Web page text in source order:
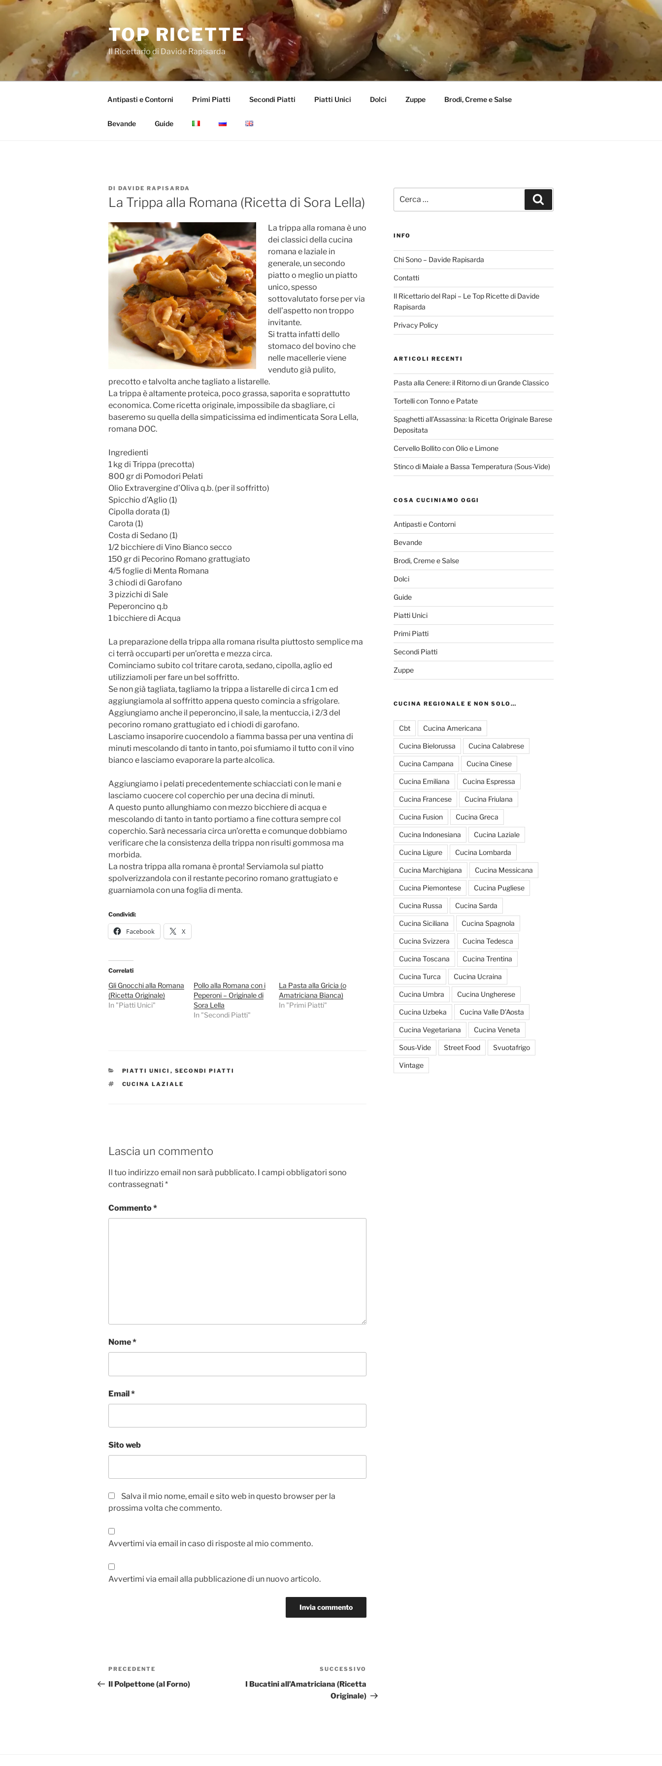
Salta
TOP RICETTE
Il Ricettario di Davide Rapisarda
Antipasti e Contorni Primi Piatti Secondi Piatti Piatti Unici Dolci Zuppe Brodi, Creme e Salse
Bevande Guide
PUBBLICATO
IL
DI DAVIDE RAPISARDA
La Trippa alla Romana (Ricetta di Sora Lella)
La trippa alla romana è uno
dei classici della cucina
romana e laziale in
generale, un secondo
piatto o meglio un piatto
unico, spesso
sottovalutato forse per via
dell’aspetto non troppo
invitante.
Si tratta infatti dello
stomaco del bovino che
nelle macellerie viene
venduto già pulito,
precotto e talvolta anche tagliato a listarelle.
La trippa è altamente proteica, poco grassa, saporita e soprattutto
economica. Come ricetta originale, impossibile da sbagliare, ci
baseremo su quella della simpaticissima ed indimenticata Sora Lella,
romana DOC.
Ingredienti
1 kg di Trippa (precotta)
800 gr di Pomodori Pelati
Olio Extravergine d’Oliva q.b. (per il soffritto)
Spicchio d’Aglio (1)
Cipolla dorata (1)
Carota (1)
Costa di Sedano (1)
1/2 bicchiere di Vino Bianco secco
150 gr di Pecorino Romano grattugiato
4/5 foglie di Menta Romana
3 chiodi di Garofano
3 pizzichi di Sale
Peperoncino q.b
1 bicchiere di Acqua
La preparazione della trippa alla romana risulta piuttosto semplice ma
ci terrà occuparti per un’oretta e mezza circa.
Cominciamo subito col tritare carota, sedano, cipolla, aglio ed
utilizziamoli per fare un bel soffritto.
Se non già tagliata, tagliamo la trippa a listarelle di circa 1 cm ed
aggiungiamola al soffritto appena questo comincia a sfrigolare.
Aggiungiamo anche il peperoncino, il sale, la mentuccia, i 2/3 del
pecorino romano grattugiato ed i chiodi di garofano.
Lasciamo insaporire cuocendolo a fiamma bassa per una ventina di
minuti mescolando di tanto in tanto, poi sfumiamo il tutto con il vino
bianco e lasciamo evaporare la parte alcolica.
Aggiungiamo i pelati precedentemente schiacciati con le mani e
lasciamo cuocere col coperchio per una decina di minuti.
A questo punto allunghiamo con mezzo bicchiere di acqua e
mescolando di tanto in tanto portiamo a fine cottura sempre col
coperchio. Sarà necessaria circa un’oretta e comunque dobbiamo
verificare che la consistenza della trippa non risulti gommosa ma
morbida.
La nostra trippa alla romana è pronta! Serviamola sul piatto
spolverizzandola con il restante pecorino romano grattugiato e
guarniamola con una foglia di menta.
Condividi:
Facebook X
Correlati
Gli Gnocchi alla Romana
(Ricetta Originale)
In "Piatti Unici"
Pollo alla Romana con i
Peperoni – Originale di
Sora Lella
In "Secondi Piatti"
La Pasta alla Gricia (o
Amatriciana Bianca)
In "Primi Piatti"
CATEGORIE
PIATTI UNICI , SECONDI PIATTI
TAG
CUCINA LAZIALE
Lascia un commento
Il tuo indirizzo email non sarà pubblicato. I campi obbligatori sono
contrassegnati *
Commento*
Nome*
Email*
Sito web
Salva il mio nome, email e sito web in questo browser per la
prossima volta che commento.
Avvertimi via email in caso di risposte al mio commento.
Avvertimi via email alla pubblicazione di un nuovo articolo.
Navigazione
articoli
Articolo
precedente:
PRECEDENTE
Il Polpettone (al Forno)
SUCCESSIVO
I Bucatini all’Amatriciana (Ricetta
Originale)
INFO
Chi Sono – Davide Rapisarda
Contatti
Il Ricettario del Rapi – Le Top Ricette di Davide
Rapisarda
Privacy Policy
ARTICOLI RECENTI
Pasta alla Cenere: il Ritorno di un Grande Classico
Tortelli con Tonno e Patate
Spaghetti all’Assassina: la Ricetta Originale Barese
Depositata
Cervello Bollito con Olio e Limone
Stinco di Maiale a Bassa Temperatura (Sous-Vide)
COSA CUCINIAMO OGGI
Antipasti e Contorni
Bevande
Brodi, Creme e Salse
Dolci
Guide
Piatti Unici
Primi Piatti
Secondi Piatti
Zuppe
CUCINA REGIONALE E NON SOLO…
Cbt Cucina Americana
Cucina Bielorussa Cucina Calabrese
Cucina Campana Cucina Cinese
Cucina Emiliana Cucina Espressa
Cucina Francese Cucina Friulana
Cucina Fusion Cucina Greca
Cucina Indonesiana Cucina Laziale
Cucina Ligure Cucina Lombarda
Cucina Marchigiana Cucina Messicana
Cucina Piemontese Cucina Pugliese
Cucina Russa Cucina Sarda
Cucina Siciliana Cucina Spagnola
Cucina Svizzera Cucina Tedesca
Cucina Toscana Cucina Trentina
Cucina Turca Cucina Ucraina
Cucina Umbra Cucina Ungherese
Cucina Uzbeka Cucina Valle D’Aosta
Cucina Vegetariana Cucina Veneta
Sous-Vide Street Food Svuotafrigo
Vintage